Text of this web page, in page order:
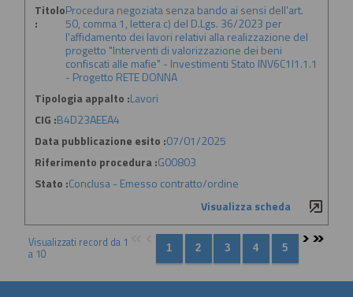
Titolo
:
Procedura negoziata senza bando ai sensi dell'art.
50, comma 1, lettera c) del D.Lgs. 36/2023 per
l'affidamento dei lavori relativi alla realizzazione del
progetto "Interventi di valorizzazione dei beni
confiscati alle mafie" - Investimenti Stato INV6C1I1.1.1
- Progetto RETE DONNA
Tipologia appalto :Lavori
CIG :B4D23AEEA4
Data pubblicazione esito :07/01/2025
Riferimento procedura :G00803
Stato :Conclusa - Emesso contratto/ordine
Visualizza scheda
Visualizzati record da 1
a 10